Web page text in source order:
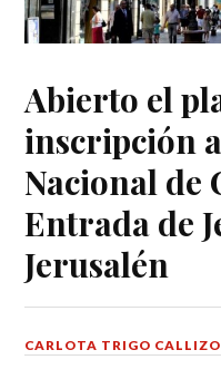
Abierto el
inscripción
Nacional de
Entrada de
Jerusalén
CARLOTA TRIGO CALLIZO